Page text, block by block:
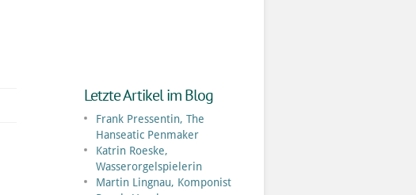
Letzte Artikel im Blog
Frank Pressentin, The
Hanseatic Penmaker
Katrin Roeske,
Wasserorgelspielerin
Martin Lingnau, Komponist